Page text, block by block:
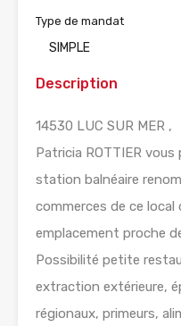
Type de mandat
SIMPLE
Description
14530 LUC SUR MER ,
Patricia ROTTIER
station balnéaire
commerces de ce local
emplacement proche
Possibilité petite
extraction extérieure,
régionaux, primeurs,